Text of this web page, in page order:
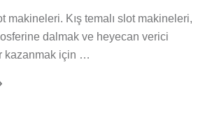
makineleri. Kış temalı slot makineleri,
dalmak ve heyecan verici
kazanmak için …